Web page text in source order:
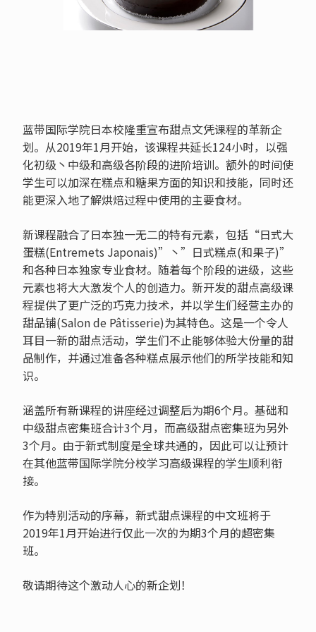
蓝带国际学院日本校隆重宣布甜点文凭课程的革新企
划。从2019年1月开始，该课程共延长124小时，以强
化初级丶中级和高级各阶段的进阶培训。额外的时间使
学生可以加深在糕点和糖果方面的知识和技能，同时还
能更深入地了解烘焙过程中使用的主要食材。
新课程融合了日本独一无二的特有元素，包括“日式大
蛋糕(Entremets Japonais)”丶”日式糕点(和果子)”
和各种日本独家专业食材。随着每个阶段的进级，这些
元素也将大大激发个人的创造力。新开发的甜点高级课
程提供了更广泛的巧克力技术，并以学生们经营主办的
甜品铺(Salon de Pâtisserie)为其特色。这是一个令人
耳目一新的甜点活动，学生们不止能够体验大份量的甜
品制作，并通过准备各种糕点展示他们的所学技能和知
识。
涵盖所有新课程的讲座经过调整后为期6个月。基础和
中级甜点密集班合计3个月，而高级甜点密集班为另外
3个月。由于新式制度是全球共通的，因此可以让预计
在其他蓝带国际学院分校学习高级课程的学生顺利衔
接。
作为特别活动的序幕，新式甜点课程的中文班将于
2019年1月开始进行仅此一次的为期3个月的超密集
班。
敬请期待这个激动人心的新企划！